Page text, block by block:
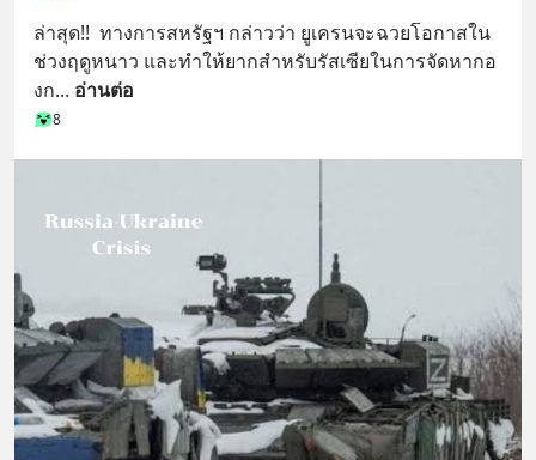
ล่าสุด!!  ทางการสหรัฐฯ กล่าวว่า ยูเครนจะฉวยโอกาสใน
ช่วงฤดูหนาว และทำให้ยากสำหรับรัสเซียในการจัดหากอ
งก... อ่านต่อ
8